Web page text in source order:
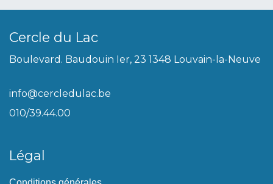
Cercle du Lac
Boulevard. Baudouin Ier, 23 1348 Louvain-la-Neuve
info@cercledulac.be
010/39.44.00
Légal